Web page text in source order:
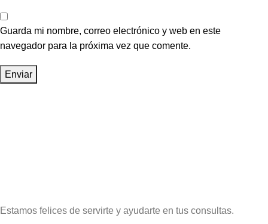
Guarda mi nombre, correo electrónico y web en este
navegador para la próxima vez que comente.
Estamos felices de servirte y ayudarte en tus consultas.